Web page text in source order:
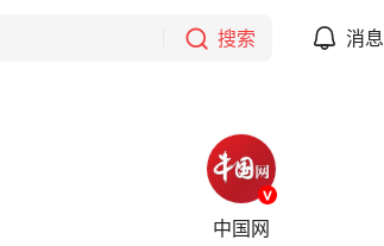
搜索 消息
中国网